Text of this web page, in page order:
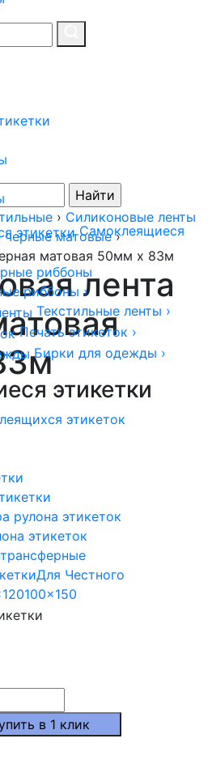
Самоклеящиеся
риббоны ›
Текстильные ленты ›
Печать этикеток ›
Бирки для одежды ›
этикетки
этикеток
рулона этикеток
этикеток
Для Честного
100x150
› Силиконовые ленты
черные матовые›
матовая 50мм x 83м
лента
в 1 клик